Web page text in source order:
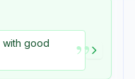
good
”